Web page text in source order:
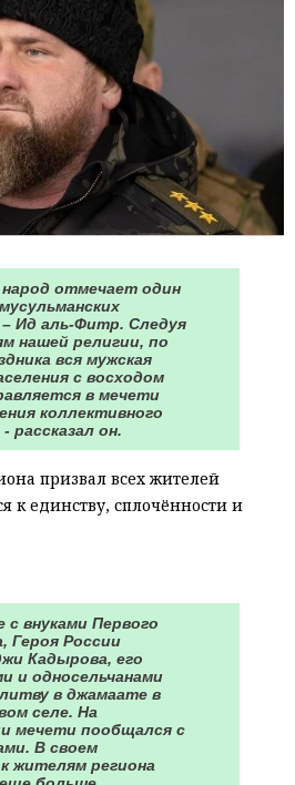
народ отмечает один
– Ид аль-Фитр. Следуя
нашей религии, по
вся мужская
с восходом
в мечети
коллективного
рассказал он.
призвал всех жителей
к единству, сплочённости и
внуками Первого
Героя России
Кадырова, его
и односельчанами
в джамаате в
селе. На
мечети пообщался с
В своем
жителям региона